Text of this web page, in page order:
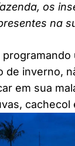
os
na
de inverno,
em sua
cachecol